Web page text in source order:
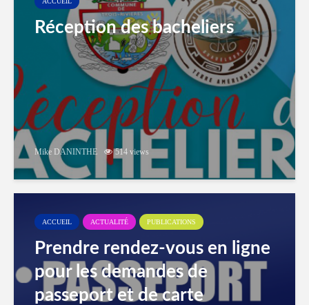
Réception des bacheliers
Mike DANINTHE 514 views
ACCUEIL ACTUALITÉ PUBLICATIONS
Prendre rendez-vous en ligne
pour les demandes de
passeport et de carte